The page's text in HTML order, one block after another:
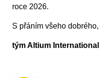
roce 2026.
S přáním všeho dobrého,
tým Altium International